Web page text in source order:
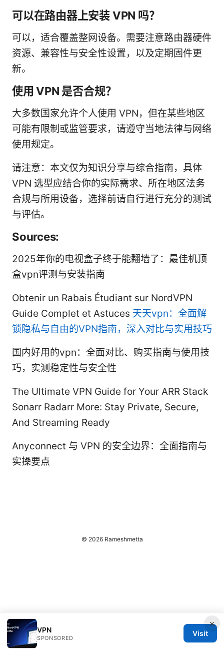
可以在路由器上安装 VPN 吗？
可以，适合覆盖整网设备。需要注意路由器硬件
资源、兼容性与安全性设置，以及定期固件更
新。
使用 VPN 是否合规？
大多数国家允许个人使用 VPN，但在某些地区
可能有限制或监管要求，请遵守当地法律与网络
使用规定。
请注意：本文仅为知识分享与综合指南，具体
VPN 选型应结合你的实际需求、所在地区法务
合规与所用设备，选择前请自行进行充分的测试
与评估。
Sources:
2025年你的电视盒子终于能翻墙了：最佳机顶
盒vpn评测与安装指南
Obtenir un Rabais Étudiant sur NordVPN
Guide Complet et Astuces 天天vpn：全面解
锁隐私与自由的VPN指南，深入对比与实用技巧
国内好用的vpn：全面对比、购买指南与使用技
巧，实测稳定性与安全性
The Ultimate VPN Guide for Your ARR Stack
Sonarr Radarr More: Stay Private, Secure,
And Streaming Ready
Anyconnect 与 VPN 的安全边界：全面指南与
实操要点
×
VPN
SPONSORED
Visit
© 2026 Rameshmetta